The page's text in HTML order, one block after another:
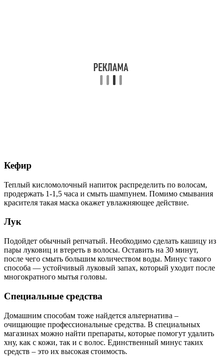
Кефир
Теплый кисломолочный напиток распределить по волосам,
продержать 1-1,5 часа и смыть шампунем. Помимо смывания
красителя такая маска окажет увлажняющее действие.
Лук
Подойдет обычный репчатый. Необходимо сделать кашицу из
пары луковиц и втереть в волосы. Оставить на 30 минут,
после чего смыть большим количеством воды. Минус такого
способа — устойчивый луковый запах, который уходит после
многократного мытья головы.
Специальные средства
Домашним способам тоже найдется альтернатива –
очищающие профессиональные средства. В специальных
магазинах можно найти препараты, которые помогут удалить
хну, как с кожи, так и с волос. Единственный минус таких
средств – это их высокая стоимость.